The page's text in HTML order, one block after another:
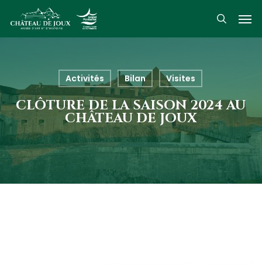
main
search
Activités Bilan Visites
CLÔTURE DE LA SAISON 2024 AU
CHÂTEAU DE JOUX